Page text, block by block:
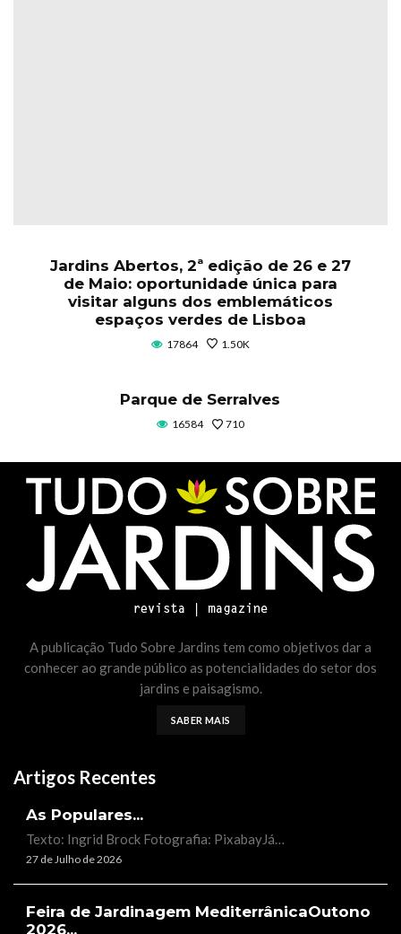
Jardins Abertos, 2ª edição de 26 e 27
de Maio: oportunidade única para
visitar alguns dos emblemáticos
espaços verdes de Lisboa
17864 1.50K
Parque de Serralves
16584 710
A publicação Tudo Sobre Jardins tem como objetivos dar a
conhecer ao grande público as potencialidades do setor dos
jardins e paisagismo.
SABER MAIS
Artigos Recentes
As Populares...
Texto: Ingrid Brock Fotografia: PixabayJá…
27 de Julho de 2026
Feira de Jardinagem MediterrânicaOutono
2026...